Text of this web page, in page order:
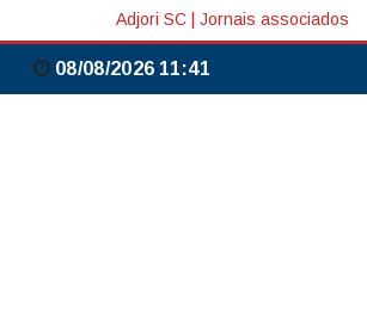
Adjori SC Jornais associados
08/08/2026 11:41